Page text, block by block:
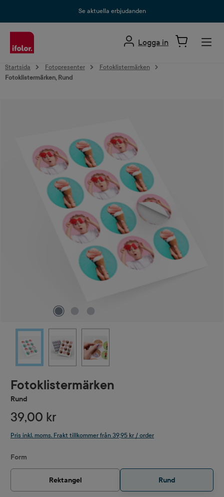
Se aktuella erbjudanden
Logga in
Startsida Fotopresenter
Fotoklistermärken
Fotoklistermärken, Rund
Fotoklistermärken
Rund
39,00 kr
Pris inkl. moms. Frakt tillkommer från 39,95 kr / order
Välj
Form
Rektangel Rund